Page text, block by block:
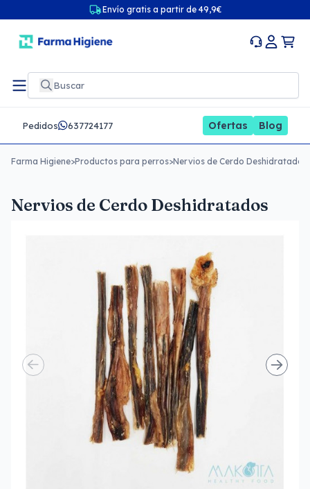
Envío gratis a partir de 49,9€
Pedidos 637724177 Ofertas Blog
Farma Higiene>Productos para perros>Nervios de Cerdo Deshidratados
Nervios de Cerdo Deshidratados